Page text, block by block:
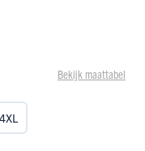
Bekijk maattabel
4XL